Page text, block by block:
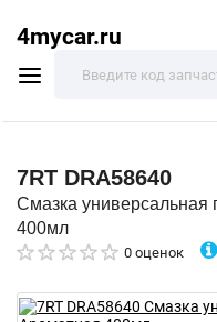
4mycar.ru
7RT DRA58640
Смазка универсальная
400мл
0 оценок